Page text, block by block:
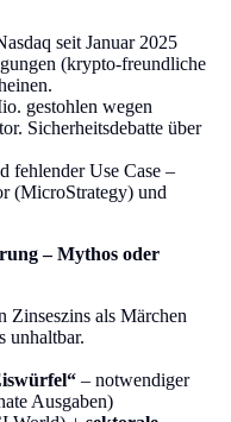
seit Januar 2025
(krypto-freundliche
gestohlen wegen
Sicherheitsdebatte über
fehlender Use Case –
(MicroStrategy) und
– Mythos oder
Zinseszins als Märchen
unhaltbar.
– notwendiger
Ausgaben)